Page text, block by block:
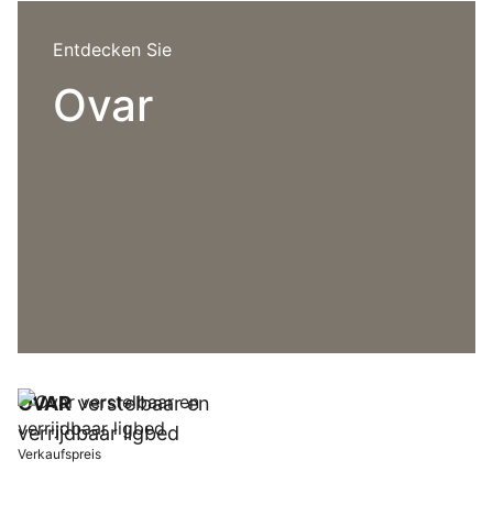
Entdecken Sie
Ovar
OVARverstelbaar en
verrijdbaar ligbed
Verkaufspreis